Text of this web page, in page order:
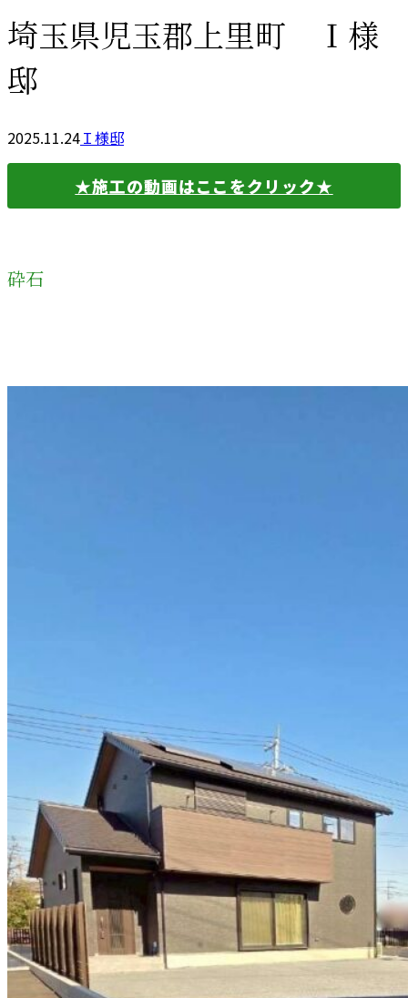
埼玉県児玉郡上里町 Ｉ様
邸
2025.11.24Ｉ様邸
★施工の動画はここをクリック★
砕石